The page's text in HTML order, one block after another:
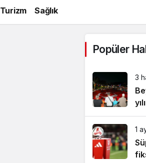
Turizm Sağlık
Popüler
3
1